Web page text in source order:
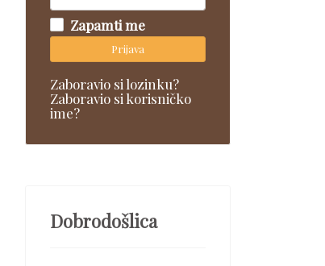
Zapamti me
Prijava
Zaboravio si lozinku?
Zaboravio si korisničko
ime?
Dobrodošlica